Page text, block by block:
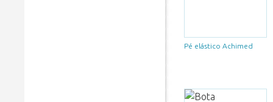
Pé elástico Achimed